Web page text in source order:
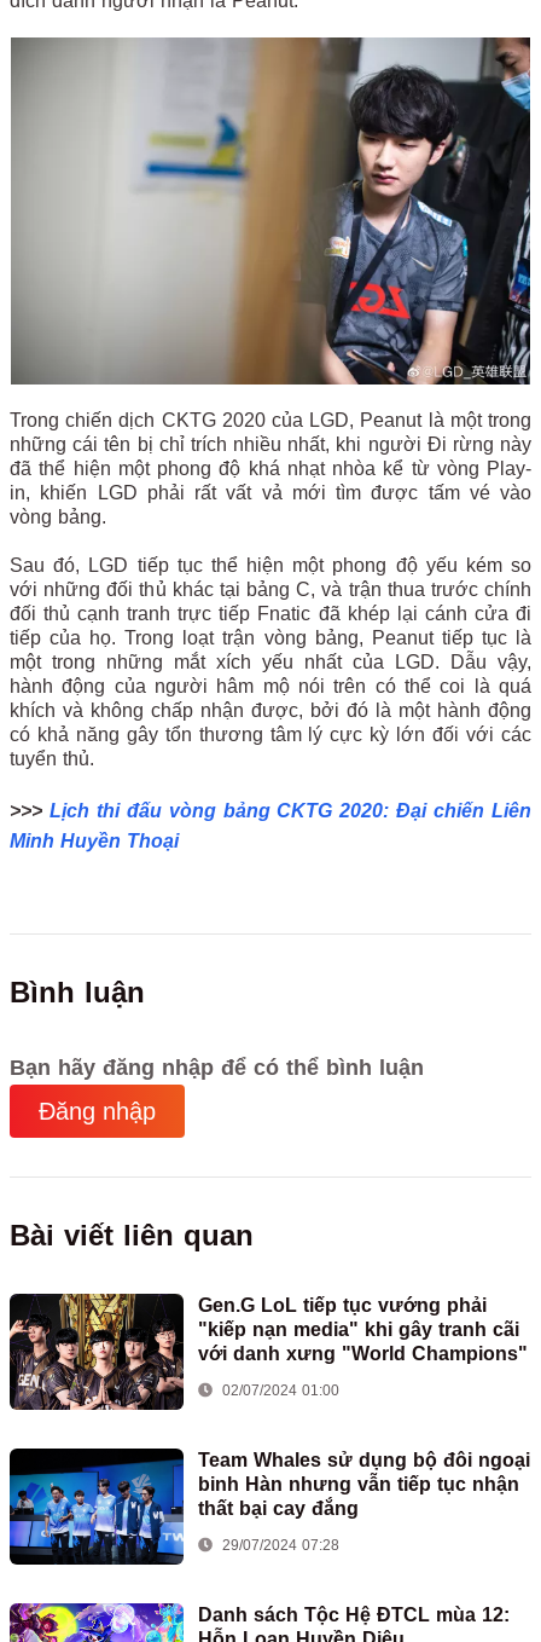
Trong chiến dịch CKTG 2020 của LGD, Peanut là một trong
những cái tên bị chỉ trích nhiều nhất, khi người Đi rừng này
đã thể hiện một phong độ khá nhạt nhòa kể từ vòng Play-
in, khiến LGD phải rất vất vả mới tìm được tấm vé vào
vòng bảng.
Sau đó, LGD tiếp tục thể hiện một phong độ yếu kém so
với những đối thủ khác tại bảng C, và trận thua trước chính
đối thủ cạnh tranh trực tiếp Fnatic đã khép lại cánh cửa đi
tiếp của họ. Trong loạt trận vòng bảng, Peanut tiếp tục là
một trong những mắt xích yếu nhất của LGD. Dẫu vậy,
hành động của người hâm mộ nói trên có thể coi là quá
khích và không chấp nhận được, bởi đó là một hành động
có khả năng gây tổn thương tâm lý cực kỳ lớn đối với các
tuyển thủ.
>>> Lịch thi đấu vòng bảng CKTG 2020: Đại chiến Liên
Minh Huyền Thoại
Bình luận
Bạn hãy đăng nhập để có thể bình luận
Đăng nhập
Bài viết liên quan
Gen.G LoL tiếp tục vướng phải
"kiếp nạn media" khi gây tranh cãi
với danh xưng "World Champions"
02/07/2024 01:00
Team Whales sử dụng bộ đôi ngoại
binh Hàn nhưng vẫn tiếp tục nhận
thất bại cay đắng
29/07/2024 07:28
Danh sách Tộc Hệ ĐTCL mùa 12: